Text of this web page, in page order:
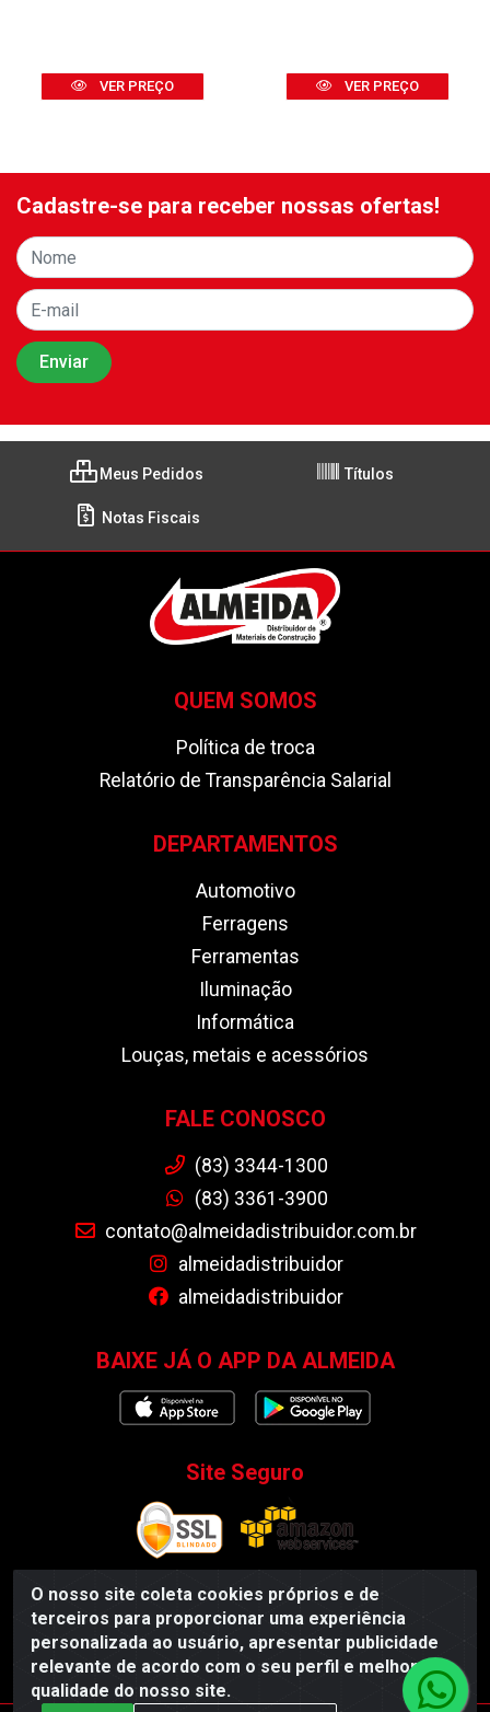
VER PREÇO VER PREÇO
O nosso site coleta cookies próprios e de
terceiros para proporcionar uma experiência
personalizada ao usuário, apresentar publicidade
relevante de acordo com o seu perfil e melhorar a
qualidade do nosso site.
Cadastre-se para receber nossas ofertas!
Meus Pedidos Títulos
Notas Fiscais
QUEM SOMOS
Política de troca
Relatório de Transparência Salarial
DEPARTAMENTOS
Automotivo
Ferragens
Ferramentas
Iluminação
Informática
Louças, metais e acessórios
FALE CONOSCO
(83) 3344-1300
(83) 3361-3900
contato@almeidadistribuidor.com.br
almeidadistribuidor
almeidadistribuidor
BAIXE JÁ O APP DA ALMEIDA
Site Seguro
Almeida Distribuidor - Rodovia BR 104, S/N, Centro -
Esperança/PB - CEP 58135-000 - CNPJ 35.419.548/0001-55